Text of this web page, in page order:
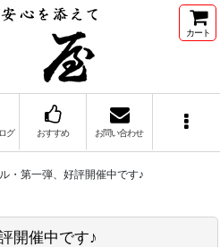
カート
グ おすすめ お問い合わせ
・第一弾、好評開催中です♪
開催中です♪